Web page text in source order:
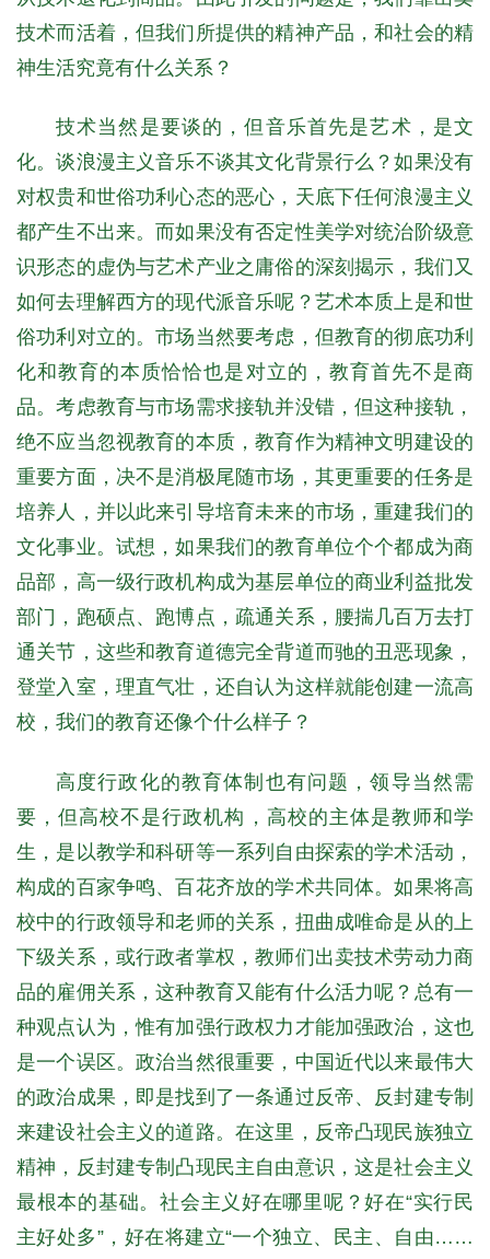
技术而活着，但我们所提供的精神产品，和社会的精
神生活究竟有什么关系？
技术当然是要谈的，但音乐首先是艺术，是文
化。谈浪漫主义音乐不谈其文化背景行么？如果没有
对权贵和世俗功利心态的恶心，天底下任何浪漫主义
都产生不出来。而如果没有否定性美学对统治阶级意
识形态的虚伪与艺术产业之庸俗的深刻揭示，我们又
如何去理解西方的现代派音乐呢？艺术本质上是和世
俗功利对立的。市场当然要考虑，但教育的彻底功利
化和教育的本质恰恰也是对立的，教育首先不是商
品。考虑教育与市场需求接轨并没错，但这种接轨，
绝不应当忽视教育的本质，教育作为精神文明建设的
重要方面，决不是消极尾随市场，其更重要的任务是
培养人，并以此来引导培育未来的市场，重建我们的
文化事业。试想，如果我们的教育单位个个都成为商
品部，高一级行政机构成为基层单位的商业利益批发
部门，跑硕点、跑博点，疏通关系，腰揣几百万去打
通关节，这些和教育道德完全背道而驰的丑恶现象，
登堂入室，理直气壮，还自认为这样就能创建一流高
校，我们的教育还像个什么样子？
高度行政化的教育体制也有问题，领导当然需
要，但高校不是行政机构，高校的主体是教师和学
生，是以教学和科研等一系列自由探索的学术活动，
构成的百家争鸣、百花齐放的学术共同体。如果将高
校中的行政领导和老师的关系，扭曲成唯命是从的上
下级关系，或行政者掌权，教师们出卖技术劳动力商
品的雇佣关系，这种教育又能有什么活力呢？总有一
种观点认为，惟有加强行政权力才能加强政治，这也
是一个误区。政治当然很重要，中国近代以来最伟大
的政治成果，即是找到了一条通过反帝、反封建专制
来建设社会主义的道路。在这里，反帝凸现民族独立
精神，反封建专制凸现民主自由意识，这是社会主义
最根本的基础。社会主义好在哪里呢？好在“实行民
主好处多”，好在将建立“一个独立、民主、自由……